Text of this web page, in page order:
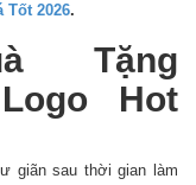
Tốt 2026.
Tặng
Hot
giãn sau thời gian làm